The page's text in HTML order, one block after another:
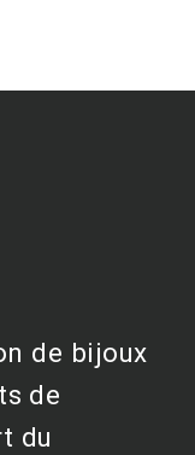
de bijoux
de
du